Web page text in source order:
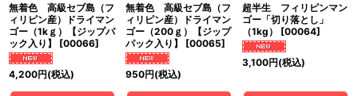
無着色 高級セブ島（フ
ィリピン産）ドライマン
ゴー（1kｇ）【ジップパ
ック入り】
[00066]
4,200円(税込)
無着色 高級セブ島（フ
ィリピン産）ドライマン
ゴー（200ｇ）【ジップ
パック入り】
[00065]
950円(税込)
超半生 フィリピンマン
ゴー「切り落とし」
（1kg）
[00064]
3,100円(税込)